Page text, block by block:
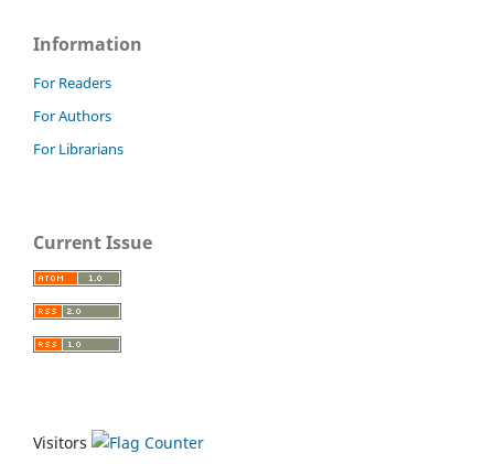
Information
For Readers
For Authors
For Librarians
Current Issue
Visitors